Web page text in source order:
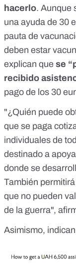
hacerlo. Aunque
una ayuda de 30
pauta de
deben estar
explican que se
recibido
pago de los 30
"¿Quién puede
que se paga
individuales de
destinado a
donde se
También
que no pueden
de la guerra",
Asimismo,